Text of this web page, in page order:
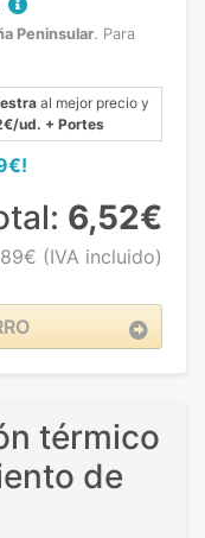
Peninsular. Para
al mejor precio y
ud. + Portes
6,52€
(IVA incluido)
térmico
de